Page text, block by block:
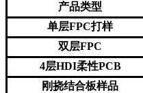
产品类型
单层FPC打样
双层FPC
4层HDI柔性PCB
刚挠结合板样品